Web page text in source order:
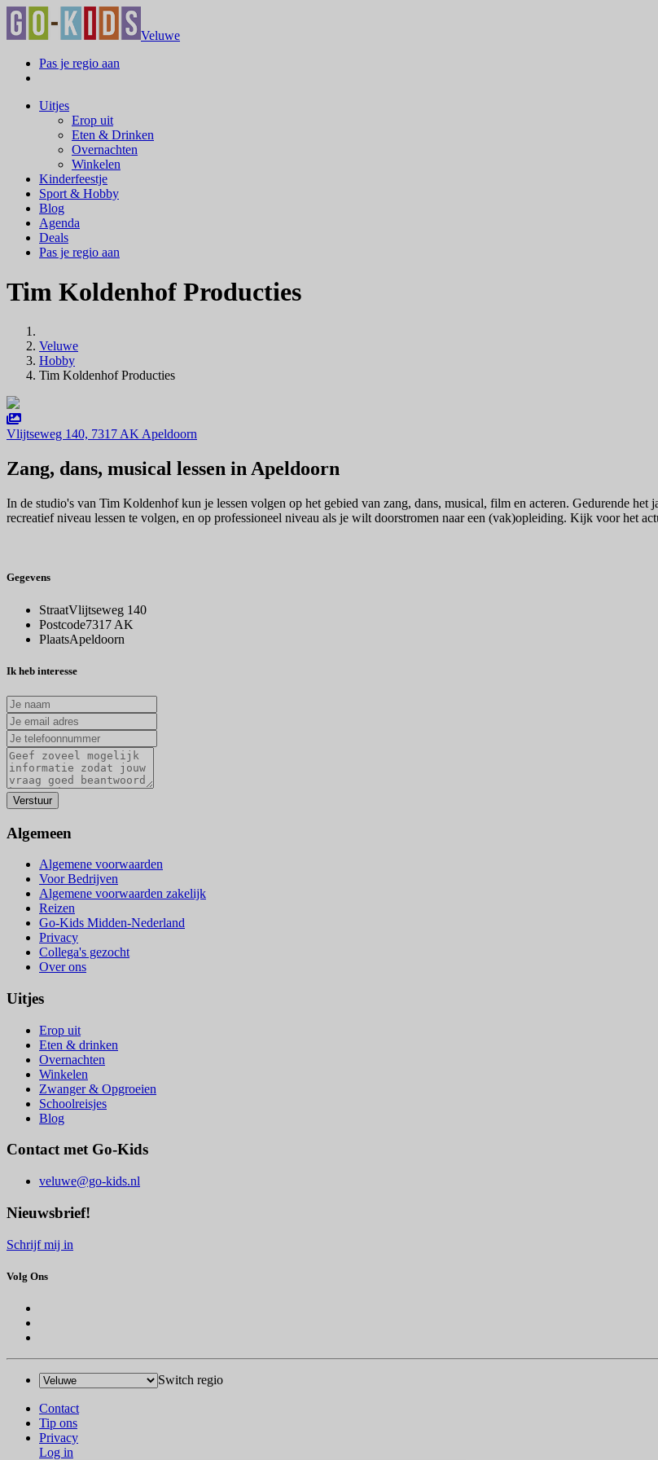
Veluwe
Pas je regio aan
Uitjes
Erop uit
Eten & Drinken
Overnachten
Winkelen
Kinderfeestje
Sport & Hobby
Blog
Agenda
Deals
Pas je regio aan
Tim Koldenhof Producties
Veluwe
Hobby
Tim Koldenhof Producties
Vlijtseweg 140, 7317 AK Apeldoorn
Zang, dans, musical lessen in Apeldoorn
In de studio's van Tim Koldenhof kun je lessen volgen op het gebied van zang, dans, musical, film en acteren. Gedurende
recreatief niveau lessen te volgen, en op professioneel niveau als je wilt doorstromen naar een (vak)opleiding. Kijk voor het
Gegevens
StraatVlijtseweg 140
Postcode7317 AK
PlaatsApeldoorn
Ik heb interesse
Algemeen
Algemene voorwaarden
Voor Bedrijven
Algemene voorwaarden zakelijk
Reizen
Go-Kids Midden-Nederland
Privacy
Collega's gezocht
Over ons
Uitjes
Erop uit
Eten & drinken
Overnachten
Winkelen
Zwanger & Opgroeien
Schoolreisjes
Blog
Contact met Go-Kids
veluwe@go-kids.nl
Nieuwsbrief!
Schrijf mij in
Volg Ons
Switch regio
Contact
Tip ons
Privacy
Log in